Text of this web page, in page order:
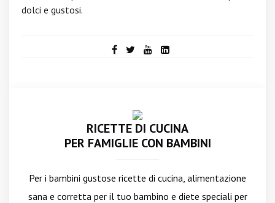
dolci e gustosi.
RICETTE DI CUCINA
PER FAMIGLIE CON BAMBINI
Per i bambini gustose ricette di cucina, alimentazione
sana e corretta per il tuo bambino e diete speciali per